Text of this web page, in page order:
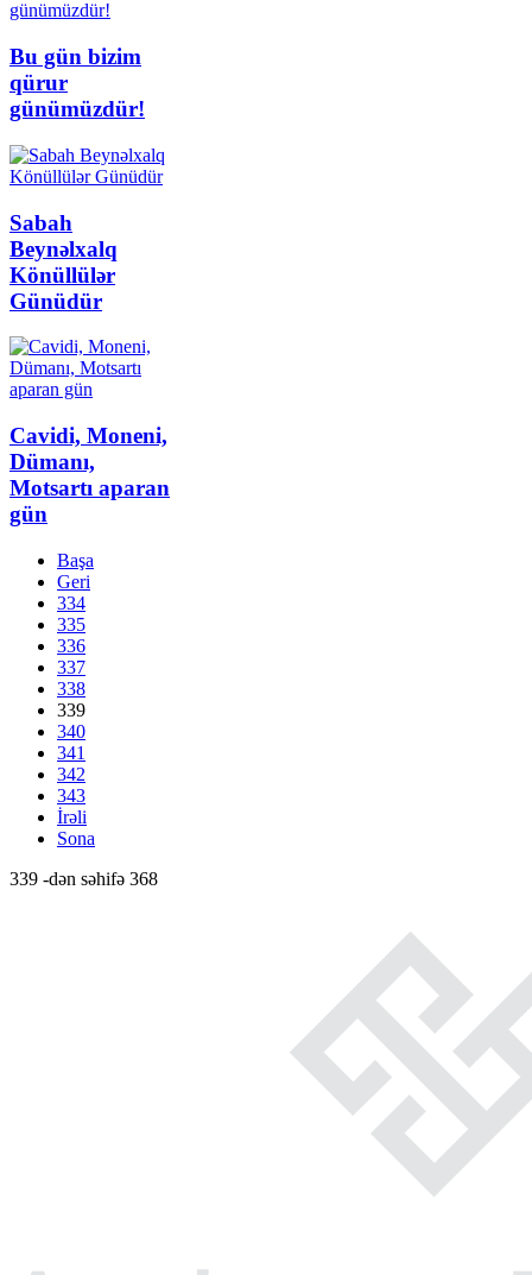
Bu gün bizim
qürur
günümüzdür!
Sabah
Beynəlxalq
Könüllülər
Günüdür
Cavidi, Moneni,
Dümanı,
Motsartı aparan
gün
Başa
Geri
334
335
336
337
338
339
340
341
342
343
İrəli
Sona
339 -dən səhifə 368